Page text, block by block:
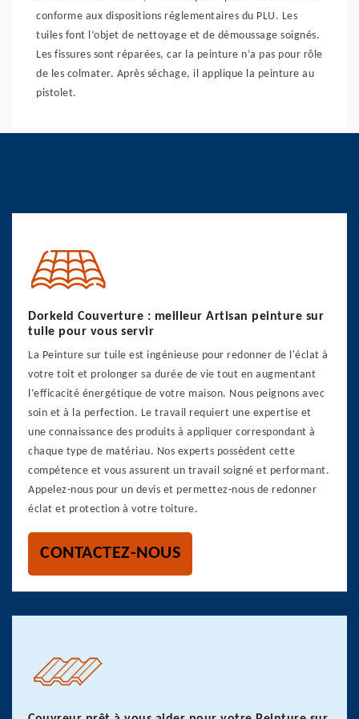
conforme aux dispositions réglementaires du PLU. Les
tuiles font l’objet de nettoyage et de démoussage soignés.
Les fissures sont réparées, car la peinture n’a pas pour rôle
de les colmater. Après séchage, il applique la peinture au
pistolet.
Dorkeld Couverture : meilleur Artisan peinture sur
tuile pour vous servir
La Peinture sur tuile est ingénieuse pour redonner de l'éclat à
votre toit et prolonger sa durée de vie tout en augmentant
l’efficacité énergétique de votre maison. Nous peignons avec
soin et à la perfection. Le travail requiert une expertise et
une connaissance des produits à appliquer correspondant à
chaque type de matériau. Nos experts possèdent cette
compétence et vous assurent un travail soigné et performant.
Appelez-nous pour un devis et permettez-nous de redonner
éclat et protection à votre toiture.
CONTACTEZ-NOUS